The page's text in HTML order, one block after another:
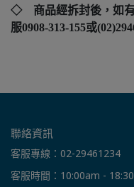
◇ 商品經拆封後，如有
服0908-313-155或
聯絡資訊
客服專線：02-29461234
客服時間：10:00am -